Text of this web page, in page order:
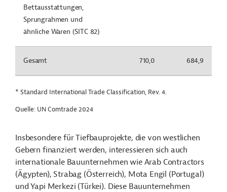
Bettausstattungen,
Sprungrahmen und
ähnliche Waren (SITC 82)
Gesamt 710,0 684,9
* Standard International Trade Classification, Rev. 4.
Quelle: UN Comtrade 2024
Insbesondere für Tiefbauprojekte, die von westlichen
Gebern finanziert werden, interessieren sich auch
internationale Bauunternehmen wie Arab Contractors
(Ägypten), Strabag (Österreich), Mota Engil (Portugal)
und Yapi Merkezi (Türkei). Diese Bauunternehmen